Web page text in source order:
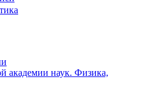
академии наук. Физика,